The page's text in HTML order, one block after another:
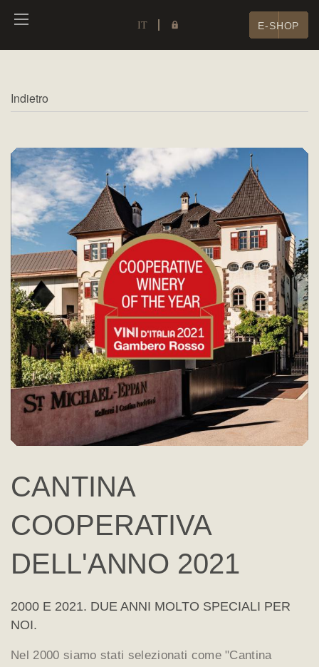
IT E-SHOP
Indietro
CANTINA
COOPERATIVA
DELL'ANNO 2021
2000 E 2021. DUE ANNI MOLTO SPECIALI PER
NOI.
Nel 2000 siamo stati selezionati come "Cantina